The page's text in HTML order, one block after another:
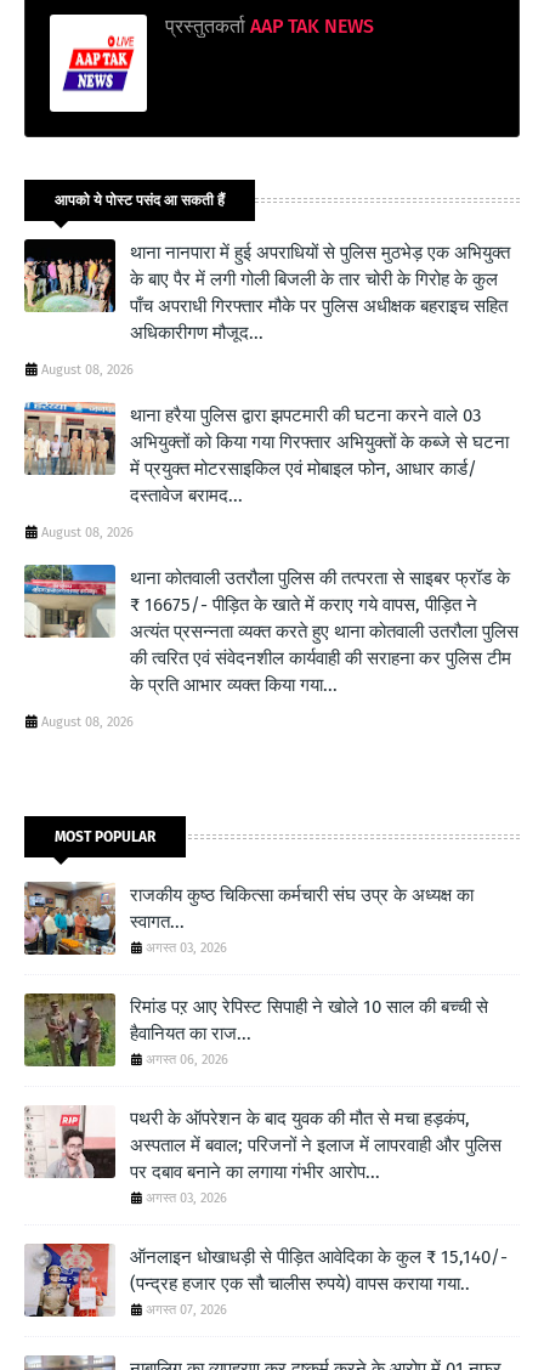
प्रस्तुतकर्ता AAP TAK NEWS
आपको ये पोस्ट पसंद आ सकती हैं
थाना नानपारा में हुई अपराधियों से पुलिस मुठभेड़ एक अभियुक्त
के बाए पैर में लगी गोली बिजली के तार चोरी के गिरोह के कुल
पाँच अपराधी गिरफ्तार मौके पर पुलिस अधीक्षक बहराइच सहित
अधिकारीगण मौजूद...
August 08, 2026
थाना हरैया पुलिस द्वारा झपटमारी की घटना करने वाले 03
अभियुक्तों को किया गया गिरफ्तार अभियुक्तों के कब्जे से घटना
में प्रयुक्त मोटरसाइकिल एवं मोबाइल फोन, आधार कार्ड/
दस्तावेज बरामद...
August 08, 2026
थाना कोतवाली उतरौला पुलिस की तत्परता से साइबर फ्रॉड के
₹ 16675/- पीड़ित के खाते में कराए गये वापस, पीड़ित ने
अत्यंत प्रसन्नता व्यक्त करते हुए थाना कोतवाली उतरौला पुलिस
की त्वरित एवं संवेदनशील कार्यवाही की सराहना कर पुलिस टीम
के प्रति आभार व्यक्त किया गया...
August 08, 2026
MOST POPULAR
राजकीय कुष्ठ चिकित्सा कर्मचारी संघ उप्र के अध्यक्ष का
स्वागत...
अगस्त 03, 2026
रिमांड पऱ आए रेपिस्ट सिपाही ने खोले 10 साल की बच्ची से
हैवानियत का राज...
अगस्त 06, 2026
पथरी के ऑपरेशन के बाद युवक की मौत से मचा हड़कंप,
अस्पताल में बवाल; परिजनों ने इलाज में लापरवाही और पुलिस
पर दबाव बनाने का लगाया गंभीर आरोप...
अगस्त 03, 2026
ऑनलाइन धोखाधड़ी से पीड़ित आवेदिका के कुल ₹ 15,140/-
(पन्द्रह हजार एक सौ चालीस रुपये) वापस कराया गया..
अगस्त 07, 2026